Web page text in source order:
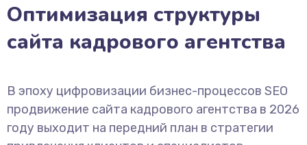
Оптимизация структуры
сайта кадрового агентства
В эпоху цифровизации бизнес-процессов SEO
продвижение сайта кадрового агентства в 2026
году выходит на передний план в стратегии